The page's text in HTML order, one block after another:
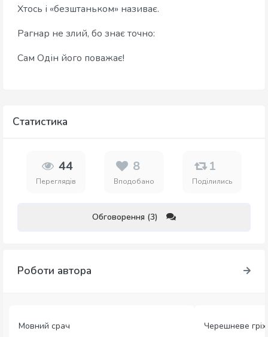
Хтось і «безштаньком» називає.
Рагнар не злий, бо знає точно:
Сам Одін його поважає!
Статистика
44
Переглядів
8
Вподобано
1
Поділились
Обговорення (3)
Роботи автора
Мовний срач Черешневе